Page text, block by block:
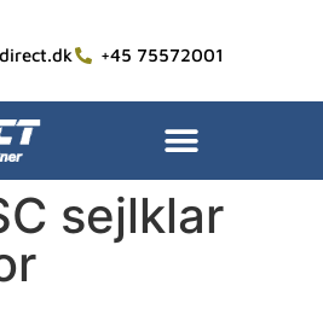
+45 75572001
sejlklar